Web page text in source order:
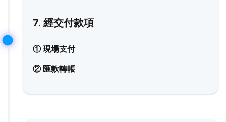
7. 經交付款項
① 現場支付
② 匯款轉帳